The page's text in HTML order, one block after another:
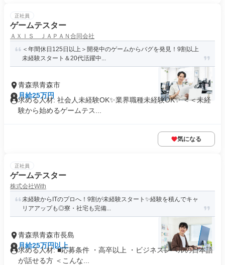
正社員
ゲームテスター
ＡＸＩＳ ＪＡＰＡＮ合同会社
＜年間休日125日以上＞開発中のゲームからバグを発見！9割以上
未経験スタート＆20代活躍中...
青森県青森市
月給25万円
求める人材: 社会人未経験OK✨業界職種未経験OK✨ ＜＜未経
験から始めるゲームテス...
気になる
正社員
ゲームテスター
株式会社With
未経験からITのプロへ！9割が未経験スタート✨経験を積んでキャ
リアアップも◎寮・社宅も完備...
青森県青森市長島
月給25万円以上
求める人材: ■応募条件 ・高卒以上 ・ビジネスレベルの日本語
が話せる方 ＜こんな...